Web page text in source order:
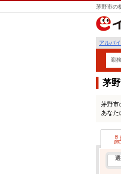
茅野市の
アルバ
勤
茅
茅野市
あなた
勤務